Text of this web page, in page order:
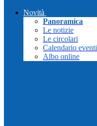
Novità
Panoramica
Le notizie
Le circolari
Calendario eventi
Albo online